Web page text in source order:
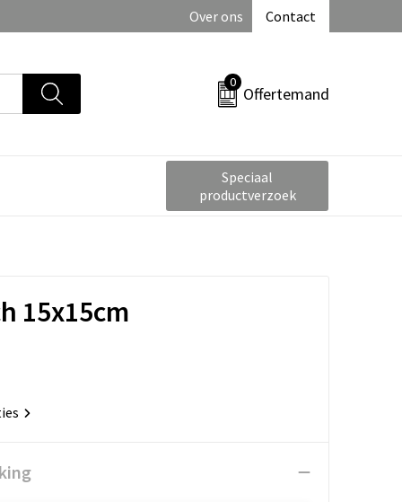
Over ons Contact
0
Offertemand
Speciaal
productverzoek
15x15cm